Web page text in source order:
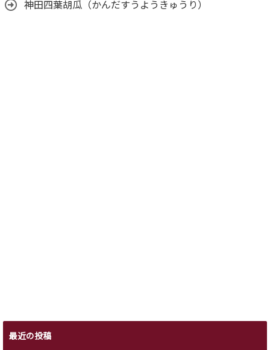
神田四葉胡瓜（かんだすうようきゅうり）
最近の投稿